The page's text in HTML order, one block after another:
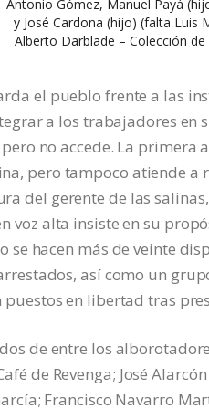
Antonio Gómez, Manuel Payá
y José Cardona (hijo) (falta Luis
Alberto Darblade – Colección
el pueblo frente a las
a los trabajadores en
no accede. La
pero tampoco atiende a
del gerente de las
voz alta insiste en su
se hacen más de veinte
así como un
en libertad tras
de entre los
de Revenga; José
Francisco Navarro